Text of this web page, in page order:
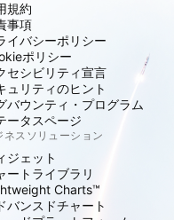
規約
事項
イバシーポリシー
ポリシー
セシビリティ宣言
ュリティのヒント
バウンティ・プログラム
ータスページ
ネスソリューション
ジェット
ートライブラリ
Charts™
バンスドチャート